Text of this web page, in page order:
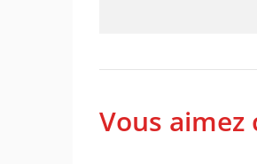
Vous aimez